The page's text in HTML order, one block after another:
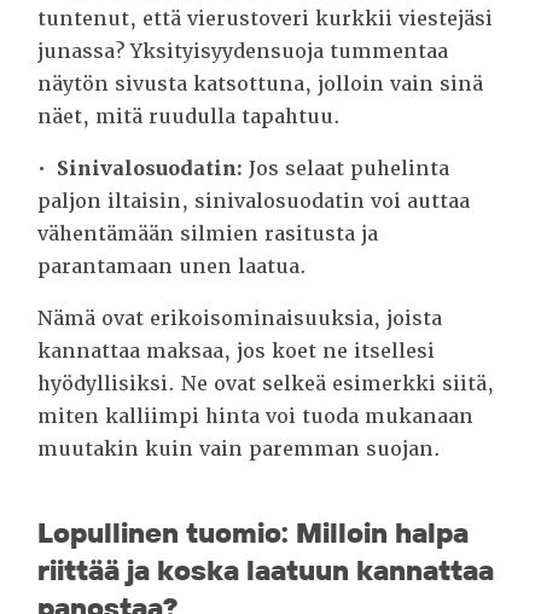
tuntenut, että vierustoveri kurkkii viestejäsi
junassa? Yksityisyydensuoja tummentaa
näytön sivusta katsottuna, jolloin vain sinä
näet, mitä ruudulla tapahtuu.
Sinivalosuodatin: Jos selaat puhelinta
paljon iltaisin, sinivalosuodatin voi auttaa
vähentämään silmien rasitusta ja
parantamaan unen laatua.
Nämä ovat erikoisominaisuuksia, joista
kannattaa maksaa, jos koet ne itsellesi
hyödyllisiksi. Ne ovat selkeä esimerkki siitä,
miten kalliimpi hinta voi tuoda mukanaan
muutakin kuin vain paremman suojan.
Lopullinen tuomio: Milloin halpa
riittää ja koska laatuun kannattaa